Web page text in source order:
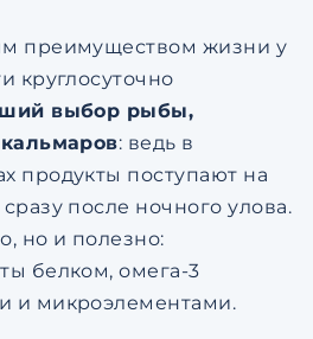
преимуществом жизни у
круглосуточно
выбор рыбы,
: ведь в
продукты поступают на
после ночного улова.
но и полезно:
белком, омега-3
и микроэлементами.